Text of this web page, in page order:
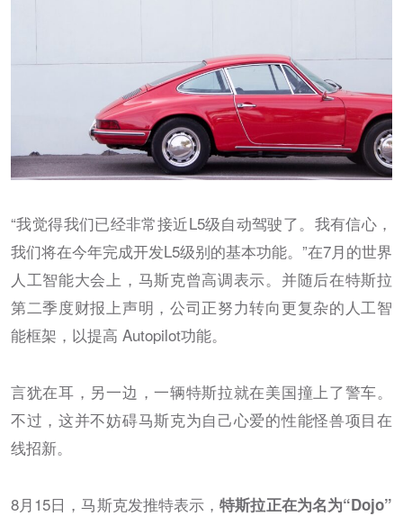
“我觉得我们已经非常接近L5级自动驾驶了。我有信心，
我们将在今年完成开发L5级别的基本功能。”在7月的世界
人工智能大会上，马斯克曾高调表示。并随后在特斯拉
第二季度财报上声明，公司正努力转向更复杂的人工智
能框架，以提高 Autopilot功能。
言犹在耳，另一边，一辆特斯拉就在美国撞上了警车。
不过，这并不妨碍马斯克为自己心爱的性能怪兽项目在
线招新。
8月15日，马斯克发推特表示，特斯拉正在为名为“Dojo”